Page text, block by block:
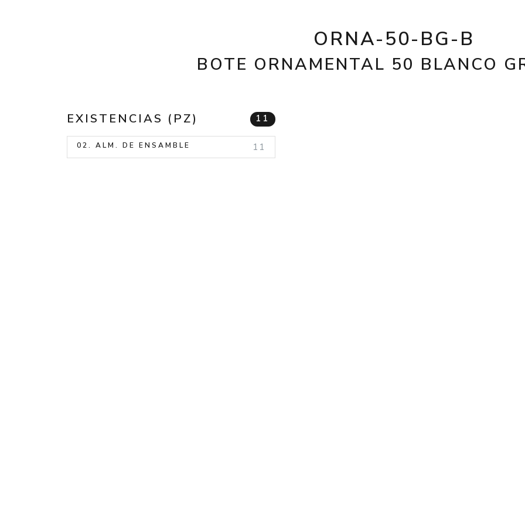
ORNA-50-BG-B
BOTE ORNAMENTAL 50 BLANCO
EXISTENCIAS (PZ) 11
02. ALM. DE ENSAMBLE 11